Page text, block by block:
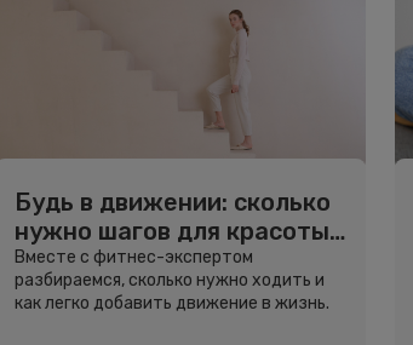
Будь в движении: сколько
нужно шагов для красоты
и здоровья
Вместе с фитнес-экспертом
разбираемся, сколько нужно ходить и
как легко добавить движение в жизнь.